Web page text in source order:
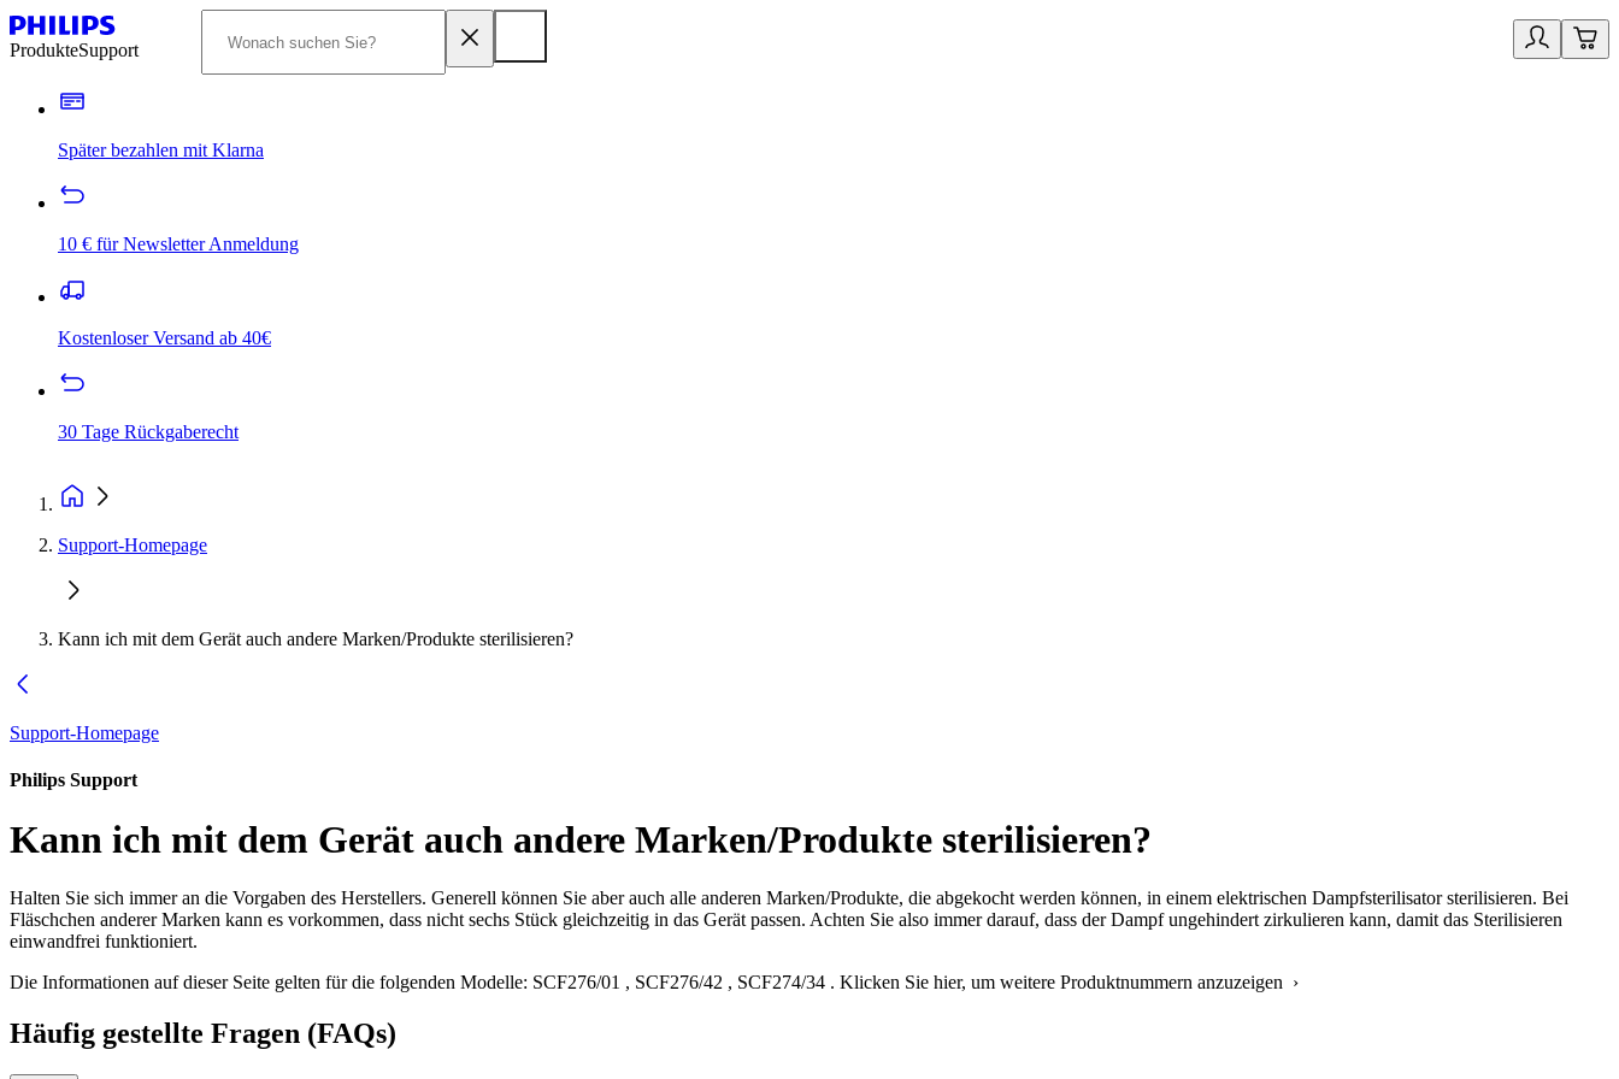
ProdukteSupport
Später bezahlen mit Klarna
10 € für Newsletter Anmeldung
Kostenloser Versand ab 40€
30 Tage Rückgaberecht
Support-Homepage
Kann ich mit dem Gerät auch andere Marken/Produkte sterilisieren?
Support-Homepage
Philips Support
Kann ich mit dem Gerät auch andere Marken/Produkte sterilisieren?
Halten Sie sich immer an die Vorgaben des Herstellers. Generell können Sie aber auch alle anderen Marken/Produkte, die abgekocht werden können, in einem elektrischen Dampfsterilisator sterilisieren. Bei
Fläschchen anderer Marken kann es vorkommen, dass nicht sechs Stück gleichzeitig in das Gerät passen. Achten Sie also immer darauf, dass der Dampf ungehindert zirkulieren kann, damit das Sterilisieren
einwandfrei funktioniert.
Die Informationen auf dieser Seite gelten für die folgenden Modelle: SCF276/01 , SCF276/42 , SCF274/34 . Klicken Sie hier, um weitere Produktnummern anzuzeigen ›
Häufig gestellte Fragen (FAQs)